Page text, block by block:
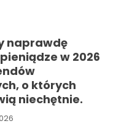
naprawdę
w 2026
o których
niechętnie.